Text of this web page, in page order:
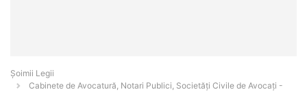
Șoimii Legii
Cabinete de Avocatură, Notari Publici, Societăți Civile de Avocați -